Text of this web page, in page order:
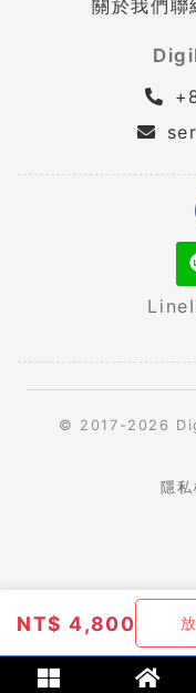
NT$4,800
關於我們聯
© 2017-2026
隱